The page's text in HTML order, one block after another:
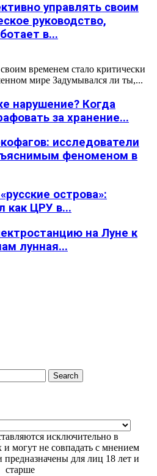
управлять своим
руководство,
в...
временем стало критически
мире Задумывался ли ты,...
нарушение? Когда
за хранение...
исследователи
феноменом в
острова»:
как ЦРУ в...
на Луне к
лунная...
Search
исключительно в
и могут не совпадать с мнением
для лиц 18 лет и
старше